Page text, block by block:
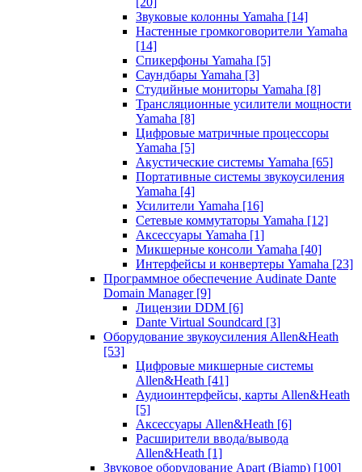
Звуковые колонны Yamaha [14]
Настенные громкоговорители Yamaha
[14]
Спикерфоны Yamaha [5]
Саундбары Yamaha [3]
Студийные мониторы Yamaha [8]
Трансляционные усилители мощности
Yamaha [8]
Цифровые матричные процессоры
Yamaha [5]
Акустические системы Yamaha [65]
Портативные системы звукоусиления
Yamaha [4]
Усилители Yamaha [16]
Сетевые коммутаторы Yamaha [12]
Аксессуары Yamaha [1]
Микшерные консоли Yamaha [40]
Интерфейсы и конвертеры Yamaha [23]
Программное обеспечение Audinate Dante
Domain Manager [9]
Лицензии DDM [6]
Dante Virtual Soundcard [3]
Оборудование звукоусиления Allen&Heath
[53]
Цифровые микшерные системы
Allen&Heath [41]
Аудиоинтерфейсы, карты Allen&Heath
[5]
Аксессуары Allen&Heath [6]
Расширители ввода/вывода
Allen&Heath [1]
Звуковое оборудование Apart (Biamp) [100]